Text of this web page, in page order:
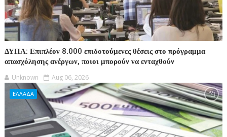
ΔΥΠΑ: Επιπλέον 8.000 επιδοτούμενες θέσεις στο πρόγραμμα
απασχόλησης ανέργων, ποιοι μπορούν να ενταχθούν
Unknown Aug 06, 2026
ΕΛΛΑΔΑ